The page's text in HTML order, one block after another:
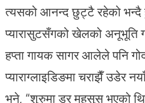
त्यसको आनन्द छुट्टै रहेको
प्यारासुटसँगको खेलको अनूभूति
हप्ता गायक सागर आलेले पनि
प्याराग्लाइडिङमा चराझैँ उडेर
भने, “शुरुमा डर महसुस भएको